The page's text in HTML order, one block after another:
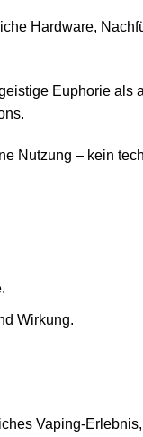
Hardware,
Euphorie als
Nutzung – kein
Wirkung.